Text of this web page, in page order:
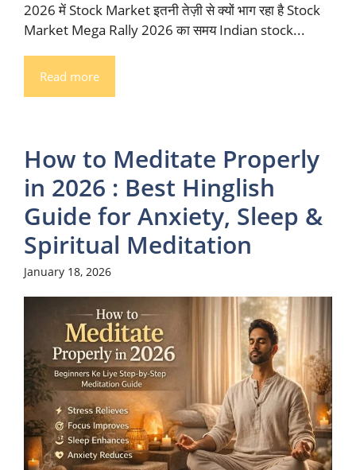
2026 में Stock Market इतनी तेज़ी से क्यों भाग रहा है Stock
Market Mega Rally 2026 का समय Indian stock...
Read more
How to Meditate Properly
in 2026 : Best Hinglish
Guide for Anxiety, Sleep &
Spiritual Meditation
January 18, 2026